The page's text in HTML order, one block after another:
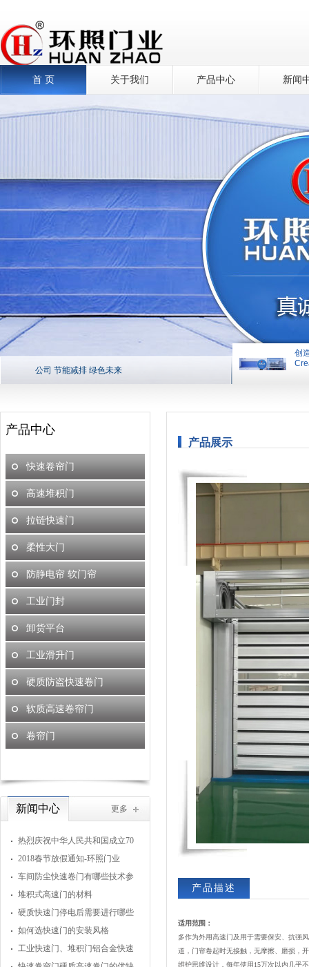
首 页 关于我们 产品中心 新闻
公司 节能减排 绿色未来 创造平台
创
产品中心
快速卷帘门
高速堆积门
拉链快速门
柔性大门
防静电帘 软门帘
工业门封
卸货平台
工业滑升门
硬质防盗快速卷门
软质高速卷帘门
卷帘门
新闻中心 更多
热烈庆祝中华人民共和国成立70
周年
2018春节放假通知-环照门业
车间防尘快速卷门有哪些技术参
数
堆积式高速门的材料
硬质快速门停电后需要进行哪些
操作？
如何选快速门的安装风格
工业快速门、堆积门铝合金快速
产品展示
产品描述
适用范围：
多作为外用高速门及用于需要保安、抗强
道，门帘卷起时无接触，无摩擦、磨损，
维护思维设计，每年使用15万次以内几乎